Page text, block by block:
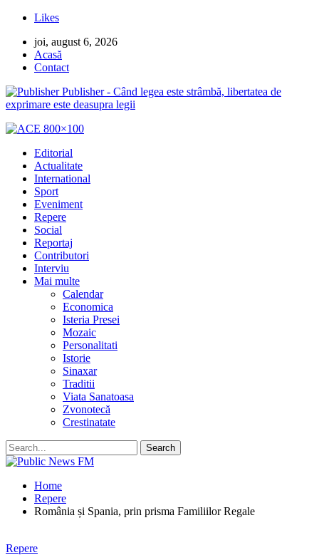
Likes
joi, august 6, 2026
Acasă
Contact
Publisher - Când legea este strâmbă, libertatea de
exprimare este deasupra legii
Editorial
Actualitate
International
Sport
Eveniment
Repere
Social
Reportaj
Contributori
Interviu
Mai multe
Calendar
Economica
Isteria Presei
Mozaic
Personalitati
Istorie
Sinaxar
Traditii
Viata Sanatoasa
Zvonotecă
Crestinatate
Home
Repere
România și Spania, prin prisma Familiilor Regale
Repere